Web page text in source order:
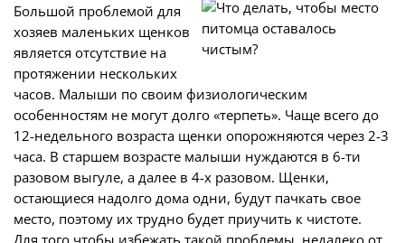
Большой проблемой для
хозяев маленьких щенков
является отсутствие на
протяжении нескольких
часов. Малыши по своим физиологическим
особенностям не могут долго «терпеть». Чаще всего до
12-недельного возраста щенки опорожняются через 2-3
часа. В старшем возрасте малыши нуждаются в 6-ти
разовом выгуле, а далее в 4-х разовом. Щенки,
остающиеся надолго дома одни, будут пачкать свое
место, поэтому их трудно будет приучить к чистоте.